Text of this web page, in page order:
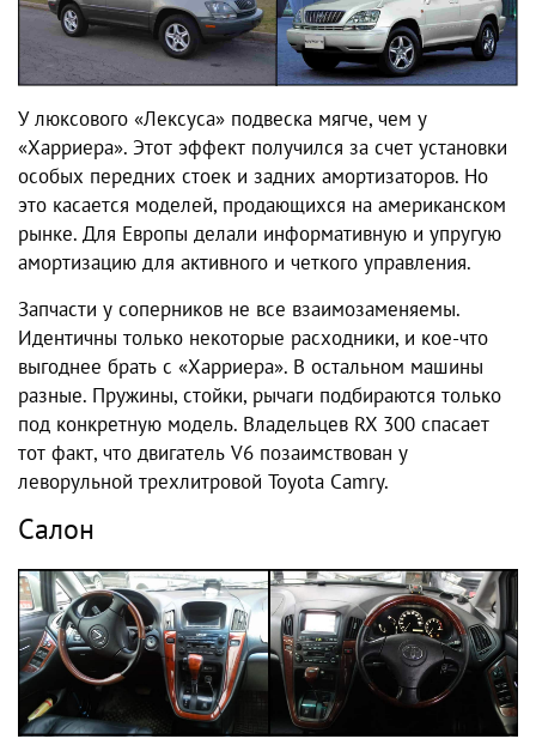
У люксового «Лексуса» подвеска мягче, чем у
«Харриера». Этот эффект получился за счет установки
особых передних стоек и задних амортизаторов. Но
это касается моделей, продающихся на американском
рынке. Для Европы делали информативную и упругую
амортизацию для активного и четкого управления.
Запчасти у соперников не все взаимозаменяемы.
Идентичны только некоторые расходники, и кое-что
выгоднее брать с «Харриера». В остальном машины
разные. Пружины, стойки, рычаги подбираются только
под конкретную модель. Владельцев RX 300 спасает
тот факт, что двигатель V6 позаимствован у
леворульной трехлитровой Toyota Camry.
Салон